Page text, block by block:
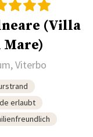
(Villa
Mare)
Viterbo
erlaubt